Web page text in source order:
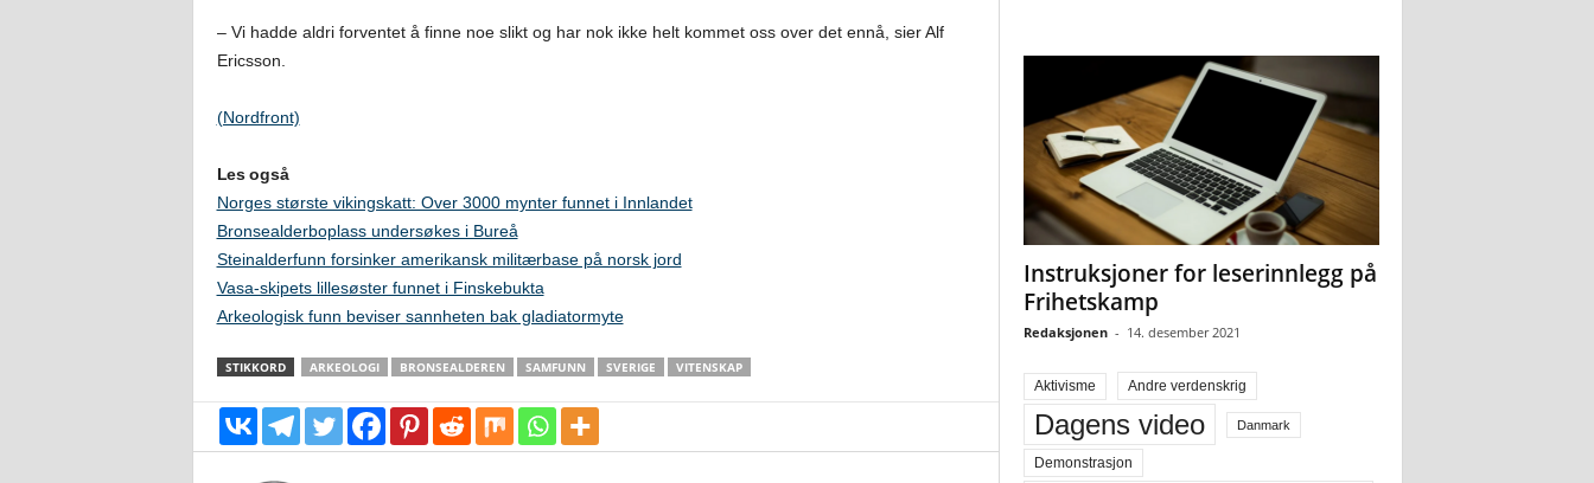
– Vi hadde aldri forventet å finne noe slikt og har nok ikke helt kommet oss over det ennå, sier Alf
Ericsson.
(Nordfront)
Les også
Norges største vikingskatt: Over 3000 mynter funnet i Innlandet
Bronsealderboplass undersøkes i Bureå
Steinalderfunn forsinker amerikansk militærbase på norsk jord
Vasa-skipets lillesøster funnet i Finskebukta
Arkeologisk funn beviser sannheten bak gladiatormyte
STIKKORD ARKEOLOGI BRONSEALDEREN SAMFUNN SVERIGE VITENSKAP
Instruksjoner for leserinnlegg på
Frihetskamp
Redaksjonen - 14. desember 2021
Aktivisme Andre verdenskrig
Dagens video Danmark
Demonstrasjon